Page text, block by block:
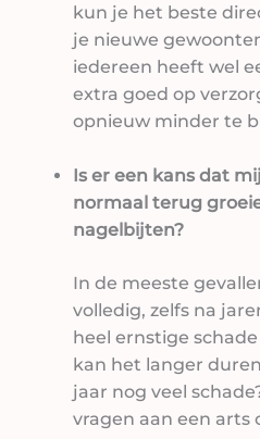
kun je het beste
je nieuwe
iedereen heeft wel
extra goed op
opnieuw minder te
Is er een kans dat
normaal terug
nagelbijten?
In de meeste
volledig, zelfs na
heel ernstige
kan het langer
jaar nog veel
vragen aan een arts